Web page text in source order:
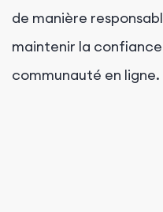
de manière
maintenir la
communauté en ligne.